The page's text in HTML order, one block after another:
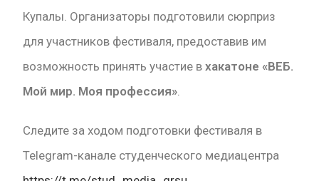
Купалы. Организаторы подготовили сюрприз
для участников фестиваля, предоставив им
возможность принять участие вхакатоне «ВЕБ.
Мой мир. Моя профессия».
Следите за ходом подготовки фестиваля в
Telegram-канале студенческого медиацентра